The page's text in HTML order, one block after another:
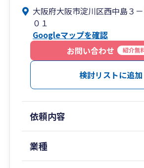
す。
国税局で培った知識と経験から、
心ください。
御面談はZOOMでも対応しており
経営革新支援機関 認定事業所
大阪府大阪市淀川区西中島３
０１
Googleマップを確認
お問い合わせ
紹介無
検討リストに追加
依頼内容
業種